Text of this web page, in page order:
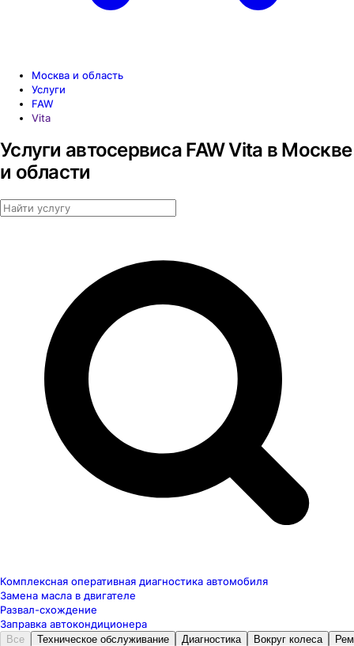
Москва и область
Услуги
FAW
Vita
Услуги автосервиса FAW Vita в Москве
и области
Комплексная оперативная диагностика автомобиля
Замена масла в двигателе
Развал-схождение
Заправка автокондиционера
Все Техническое обслуживание Диагностика Вокруг колеса